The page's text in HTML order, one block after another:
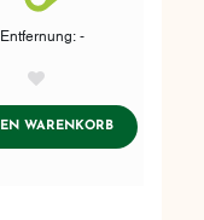
Entfernung: -
WARENKORBADDTOCART